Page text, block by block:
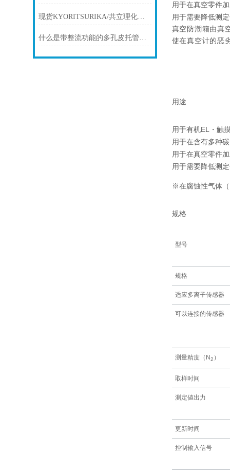
现货KYORITSURIKA/共立理化简易水质测定器(PACK-TEST)WAK-TH
什么是带整流功能的多孔皮托管气流计？
用于在真空零件
用于需要降低测
真空防潮箱由真
使在真空计的恶
用途
用于有机EL・触
用于在含有多种
用于在真空零件
用于需要降低测
※在腐蚀性气体
规格
型号
规格
适应多离子传感器
可以连接的传感器
测量精度（N2 ）
取样时间
測定値出力
更新时间
控制输入信号